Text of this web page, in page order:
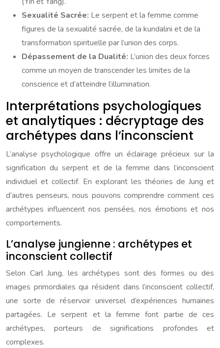
Sexualité Sacrée: Le serpent et la femme comme
figures de la sexualité sacrée, de la kundalini et de la
transformation spirituelle par l’union des corps.
Dépassement de la Dualité: L’union des deux forces
comme un moyen de transcender les limites de la
conscience et d’atteindre l’illumination.
Interprétations psychologiques
et analytiques : décryptage des
archétypes dans l’inconscient
L’analyse psychologique offre un éclairage précieux sur la
signification du serpent et de la femme dans l’inconscient
individuel et collectif. En explorant les théories de Jung et
d’autres penseurs, nous pouvons comprendre comment ces
archétypes influencent nos pensées, nos émotions et nos
comportements.
L’analyse jungienne : archétypes et
inconscient collectif
Selon Carl Jung, les archétypes sont des formes ou des
images primordiales qui résident dans l’inconscient collectif,
une sorte de réservoir universel d’expériences humaines
partagées. Le serpent et la femme font partie de ces
archétypes, porteurs de significations profondes et
complexes.